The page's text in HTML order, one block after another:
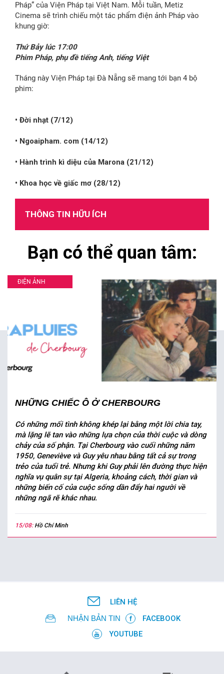
Pháp” của Viện Pháp tại Việt Nam. Mỗi tuần, Metiz
Cinema sẽ trình chiếu một tác phẩm điện ảnh Pháp vào
khung giờ:
Thứ Bảy lúc 17:00
Phim Pháp, phụ đề tiếng Anh, tiếng Việt
Tháng này Viện Pháp tại Đà Nẵng sẽ mang tới bạn 4 bộ
phim:
• Đời nhạt (7/12)
• Ngoaipham. com (14/12)
• Hành trình kì diệu của Marona (21/12)
• Khoa học về giấc mơ (28/12)
THÔNG TIN HỮU ÍCH
Bạn có thể quan tâm:
ĐIỆN ẢNH
NHỮNG CHIẾC Ô Ở CHERBOURG
Có những mối tình không khép lại bằng một lời chia tay,
mà lặng lẽ tan vào những lựa chọn của thời cuộc và dòng
chảy của số phận. Tại Cherbourg vào cuối những năm
1950, Geneviève và Guy yêu nhau bằng tất cả sự trong
trẻo của tuổi trẻ. Nhưng khi Guy phải lên đường thực hiện
nghĩa vụ quân sự tại Algeria, khoảng cách, thời gian và
những biến cố của cuộc sống dần đẩy hai người về
những ngã rẽ khác nhau.
15/08: Hồ Chí Minh
LIÊN HỆ
NHẬN BẢN TIN
FACEBOOK
YOUTUBE